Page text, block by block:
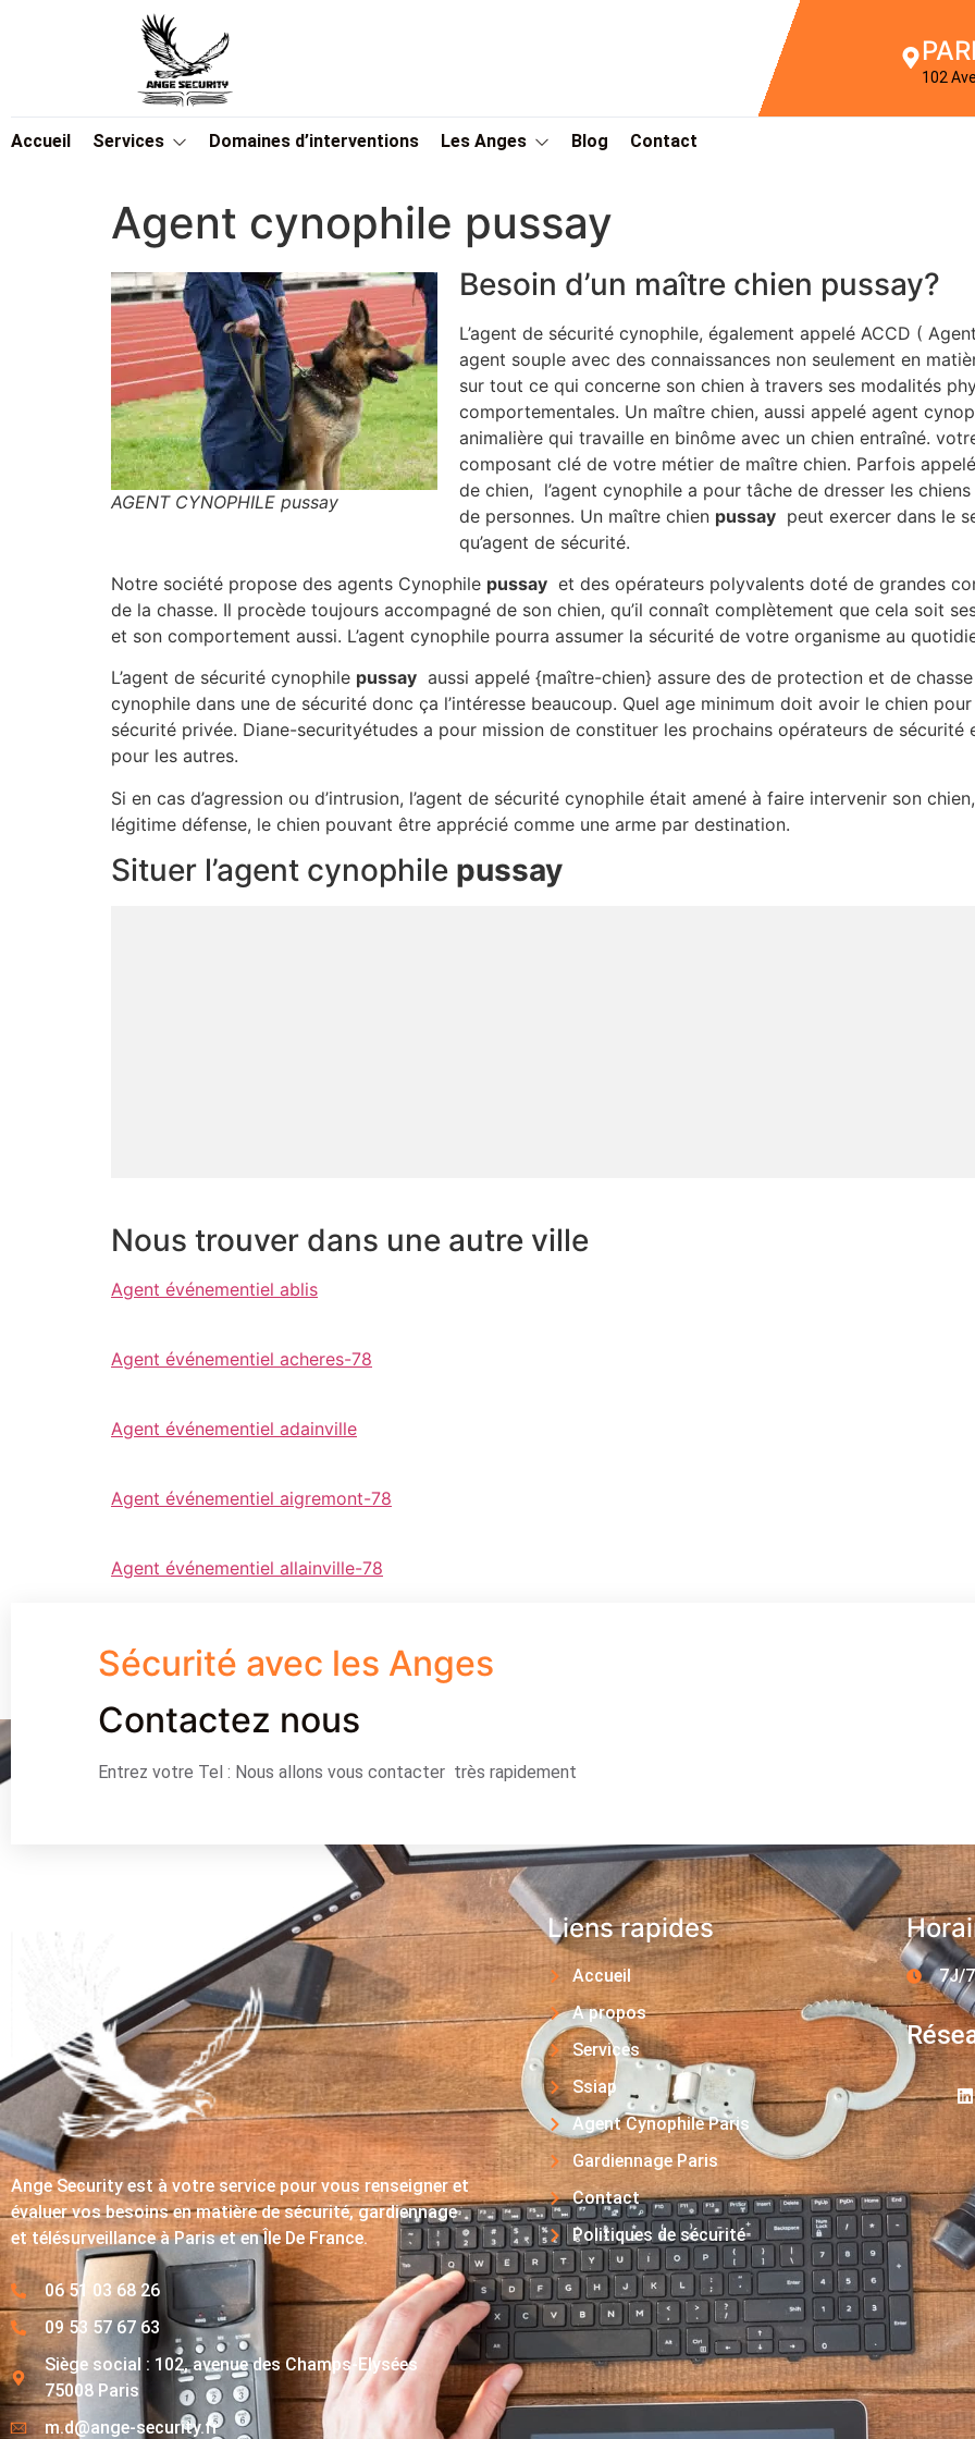
102
Accueil Services Domaines d’interventions Les Anges Blog Contact
Agent cynophile pussay
AGENT CYNOPHILE pussay
Besoin d’un maître chien pussay?
L’agent de sécurité cynophile, également appelé ACCD (
agent souple avec des connaissances non seulement en
sur tout ce qui concerne son chien à travers ses modalités
comportementales. Un maître chien, aussi appelé agent
animalière qui travaille en binôme avec un chien entraîné.
composant clé de votre métier de maître chien. Parfois
de chien, l’agent cynophile a pour tâche de dresser les
de personnes. Un maître chien pussay peut exercer dans le
qu’agent de sécurité.
Notre société propose des agents Cynophile pussay et des opérateurs polyvalents doté de grandes
de la chasse. Il procède toujours accompagné de son chien, qu’il connaît complètement que cela soit
et son comportement aussi. L’agent cynophile pourra assumer la sécurité de votre organisme au
L’agent de sécurité cynophile pussay aussi appelé {maître-chien} assure des de protection et de
cynophile dans une de sécurité donc ça l’intéresse beaucoup. Quel age minimum doit avoir le chien
sécurité privée. Diane-securityétudes a pour mission de constituer les prochains opérateurs de sécurité
pour les autres.
Si en cas d’agression ou d’intrusion, l’agent de sécurité cynophile était amené à faire intervenir son
légitime défense, le chien pouvant être apprécié comme une arme par destination.
Situer l’agent cynophile pussay
Nous trouver dans une autre ville
Agent événementiel ablis
Agent événementiel acheres-78
Agent événementiel adainville
Agent événementiel aigremont-78
Agent événementiel allainville-78
Sécurité avec les Anges
Contactez nous
Entrez votre Tel : Nous allons vous contacter très rapidement
Ange Security est à votre service pour vous renseigner et
évaluer vos besoins en matière de sécurité, gardiennage
et télésurveillance à Paris et en Île De France.
06 51 03 68 26
09 53 57 67 63
Siège social : 102, avenue des Champs-Elysées
75008 Paris
m.d@ange-security.fr
Liens rapides
Accueil
A propos
Services
Ssiap
Agent Cynophile Paris
Gardiennage Paris
Contact
Politiques de sécurité
7J/